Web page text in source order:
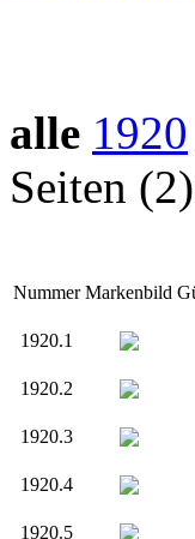
alle 1920
Seiten
Nummer Markenbild
1920.1
1920.2
1920.3
1920.4
1920.5